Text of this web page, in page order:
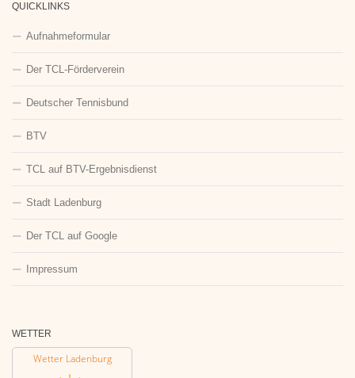
QUICKLINKS
Aufnahmeformular
Der TCL-Förderverein
Deutscher Tennisbund
BTV
TCL auf BTV-Ergebnisdienst
Stadt Ladenburg
Der TCL auf Google
Impressum
WETTER
Wetter Ladenburg